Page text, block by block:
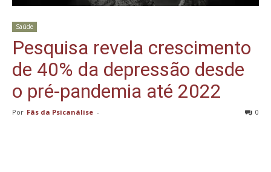
Saúde
Pesquisa revela crescimento
de 40% da depressão desde
o pré-pandemia até 2022
Por Fãs da Psicanálise - 0